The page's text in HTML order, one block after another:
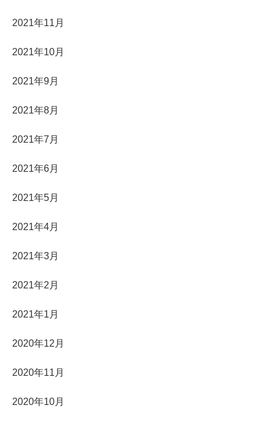
2021年11月
2021年10月
2021年9月
2021年8月
2021年7月
2021年6月
2021年5月
2021年4月
2021年3月
2021年2月
2021年1月
2020年12月
2020年11月
2020年10月